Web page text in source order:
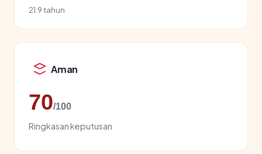
21.9 tahun
Aman
70/100
Ringkasan keputusan